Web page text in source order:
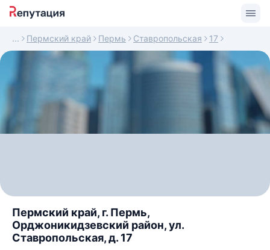
Пермский край Пермь Ставропольская 17
Пермский край, г. Пермь,
Орджоникидзевский район, ул.
Ставропольская, д. 17